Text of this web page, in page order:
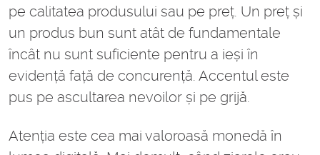
pe calitatea produsului sau pe preț. Un preț și
un produs bun sunt atât de fundamentale
încât nu sunt suficiente pentru a ieși în
evidență față de concurență. Accentul este
pus pe ascultarea nevoilor și pe grijă.
Atenția este cea mai valoroasă monedă în